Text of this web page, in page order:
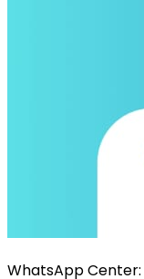
WhatsApp Center: